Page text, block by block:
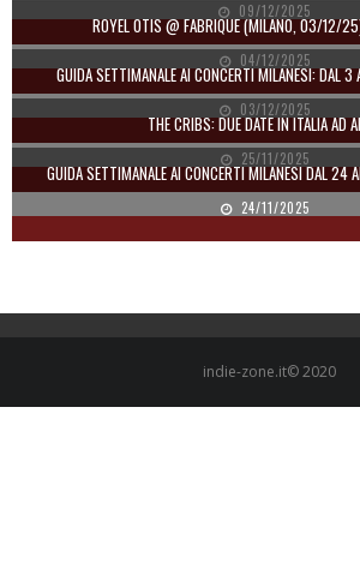
09/12/2025
ROYEL OTIS @ FABRIQUE (MILANO, 03/12/
04/12/2025
GUIDA SETTIMANALE AI CONCERTI MILANESI: DAL
03/12/2025
THE CRIBS: DUE DATE IN ITALIA AD
25/11/2025
GUIDA SETTIMANALE AI CONCERTI MILANESI DAL
24/11/2025
indie-zone.it© 2020